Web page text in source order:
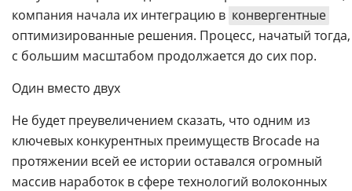
компания начала их интеграцию в конвергентные
оптимизированные решения. Процесс, начатый тогда,
с большим масштабом продолжается до сих пор.
Один вместо двух
Не будет преувеличением сказать, что одним из
ключевых конкурентных преимуществ Brocade на
протяжении всей ее истории оставался огромный
массив наработок в сфере технологий волоконных